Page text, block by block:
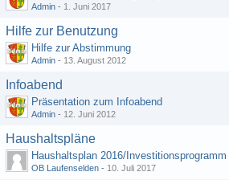
Admin - 1. Juni 2017
Hilfe zur Benutzung
Hilfe zur Abstimmung
Admin - 13. August 2012
Infoabend
Präsentation zum Infoabend
Admin - 12. Juni 2012
Haushaltspläne
Haushaltsplan 2016/
OB Laufenselden - 10. Juli 2017